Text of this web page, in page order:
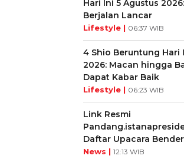
Hari Ini 5 Agustus
Berjalan Lancar
Lifestyle | 06:37 WIB
4 Shio Beruntung Hari
2026: Macan hingga
Dapat Kabar Baik
Lifestyle | 06:23 WIB
Link Resmi
Daftar Upacara
Istana Negara
News | 12:13 WIB